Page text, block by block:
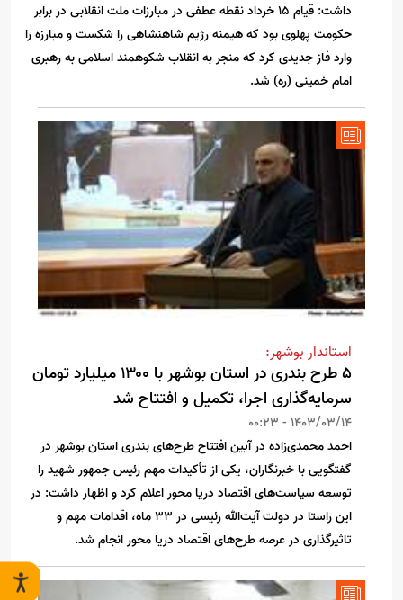
داشت: قیام ۱۵ خرداد نقطه عطفی در مبارزات ملت انقلابی در برابر
حکومت پهلوی بود که هیمنه رژیم شاهنشاهی را شکست و مبارزه را
وارد فاز جدیدی کرد که منجر به انقلاب شکوهمند اسلامی به رهبری
امام خمینی (ره) شد.
استاندار بوشهر:
۵ طرح بندری در استان بوشهر با ۱۳۰۰ میلیارد تومان
سرمایه‌گذاری اجرا، تکمیل و افتتاح شد
1403/03/14 - 00:23
احمد محمدی‌زاده در آیین افتتاح طرح‌های بندری استان بوشهر در
گفتگویی با خبرنگاران، یکی از تأکیدات مهم رئیس جمهور شهید را
توسعه سیاست‌های اقتصاد دریا محور اعلام کرد و اظهار داشت: در
این راستا در دولت آیت‌الله رئیسی در 33 ماه، اقدامات مهم و
تاثیرگذاری در عرصه طرح‌های اقتصاد دریا محور انجام شد.